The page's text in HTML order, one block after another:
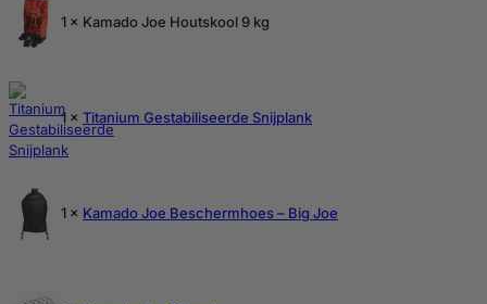
1 × Kamado Joe Houtskool 9 kg
1 × Titanium Gestabiliseerde Snijplank
1 × Kamado Joe Beschermhoes – Big Joe